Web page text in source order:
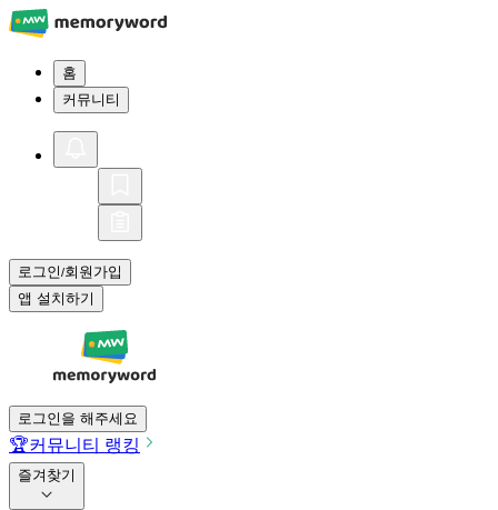
홈
커뮤니티
로그인/회원가입
앱 설치하기
로그인을 해주세요
🏆커뮤니티 랭킹
즐겨찾기